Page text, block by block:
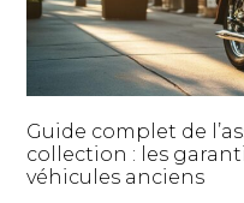
Guide complet de
collection : les
véhicules anciens